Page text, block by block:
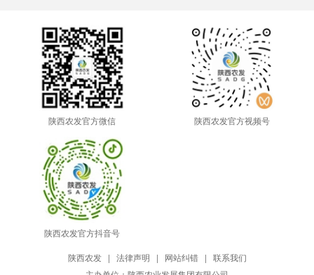
陕西农发官方微信 陕西农发官方视频号
陕西农发官方抖音号
陕西农发| 法律声明 | 网站纠错| 联系我们